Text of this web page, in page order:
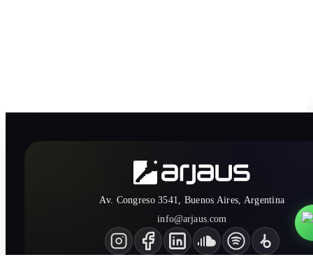
Av. Congreso 3541, Buenos Aires, Argentina
info@arjaus.com